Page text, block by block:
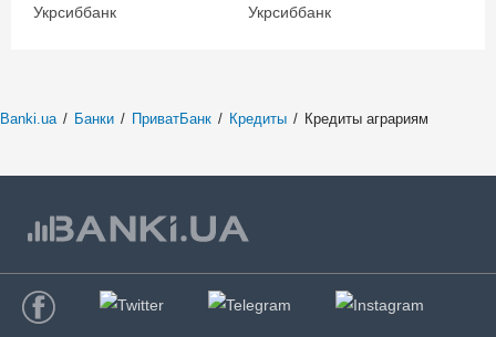
Укрсиббанк
Укрсиббанк
Banki.ua / Банки / ПриватБанк / Кредиты / Кредиты аграриям